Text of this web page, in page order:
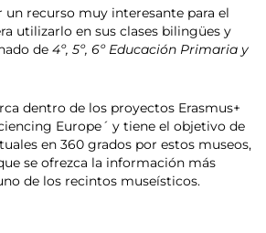
un recurso muy interesante para el
utilizarlo en sus clases bilingües y
de 4º, 5º, 6º Educación Primaria y
dentro de los proyectos Erasmus+
Europe´ y tiene el objetivo de
en 360 grados por estos museos,
se ofrezca la información más
de los recintos museísticos.